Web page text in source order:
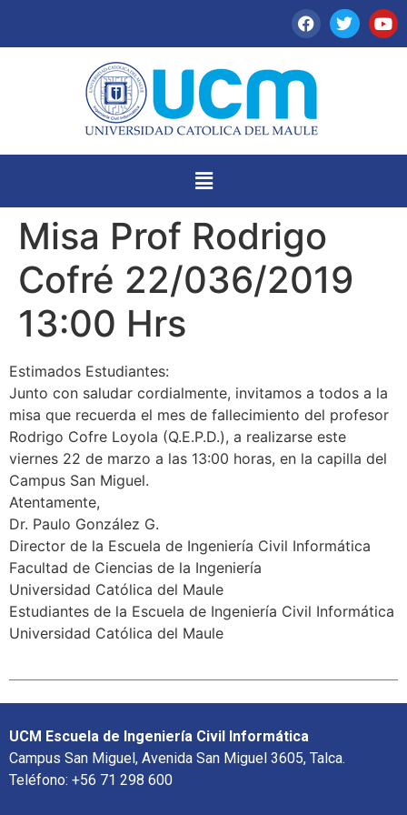
Misa Prof Rodrigo
Cofré 22/036/2019
13:00 Hrs
Estimados Estudiantes:
Junto con saludar cordialmente, invitamos a todos a la
misa que recuerda el mes de fallecimiento del profesor
Rodrigo Cofre Loyola (Q.E.P.D.), a realizarse este
viernes 22 de marzo a las 13:00 horas, en la capilla del
Campus San Miguel.
Atentamente,
Dr. Paulo González G.
Director de la Escuela de Ingeniería Civil Informática
Facultad de Ciencias de la Ingeniería
Universidad Católica del Maule
Estudiantes de la Escuela de Ingeniería Civil Informática
Universidad Católica del Maule
UCM Escuela de Ingeniería Civil Informática
Campus San Miguel, Avenida San Miguel 3605, Talca.
Teléfono: +56 71 298 600